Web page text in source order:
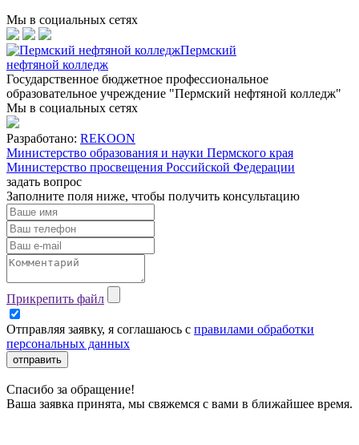
Мы в социальных сетях
Пермский
нефтяной колледж
Государственное бюджетное профессиональное
образовательное учреждение "Пермский нефтяной колледж"
Мы в социальных сетях
Разработано: REKOON
Министерство образования и науки Пермского края
Министерство просвещения Российской Федерации
задать вопрос
Заполните поля ниже, чтобы получить консультацию
Прикрепить файл
Отправляя заявку, я соглашаюсь с правилами обработки
персональных данных
отправить
Спасибо за обращение!
Ваша заявка принята, мы свяжемся с вами в ближайшее время.